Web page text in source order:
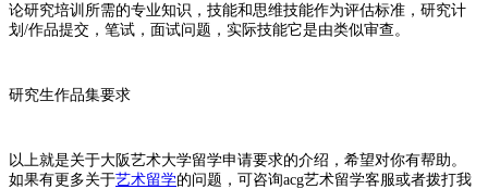
论研究培训所需的专业知识，技能和思维技能作为评估标准，研究计
划/作品提交，笔试，面试问题，实际技能它是由类似审查。
研究生作品集要求
以上就是关于大阪艺术大学留学申请要求的介绍，希望对你有帮助。
如果有更多关于艺术留学的问题，可咨询acg艺术留学客服或者拨打我